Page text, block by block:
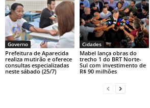
Governo
Prefeitura de Aparecida
realiza mutirão e oferece
consultas especializadas
neste sábado (25/7)
Cidades
Mabel lança obras do
trecho 1 do BRT Norte-
Sul com investimento de
R$ 90 milhões